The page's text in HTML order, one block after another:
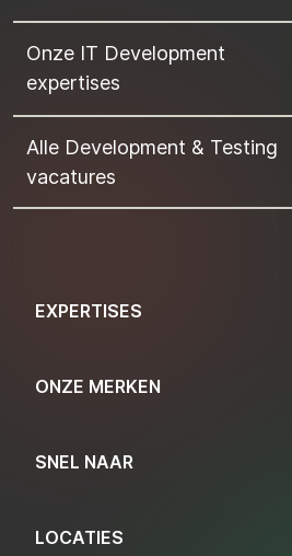
Onze IT Development
expertises
Alle Development & Testing
vacatures
EXPERTISES
ONZE MERKEN
SNEL NAAR
LOCATIES